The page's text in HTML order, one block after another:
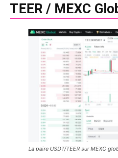
TEER / MEXC
La paire USDT/TEER sur MEXC